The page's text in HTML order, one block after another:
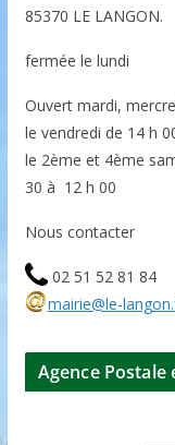
85370 LE LANGON.
fermée le lundi
Ouvert mardi,
le vendredi de 14 h
le 2ème et
30 à 12 h 00
Nous contacter
02 51 52 81 84
mairie@le-
Agence Postale